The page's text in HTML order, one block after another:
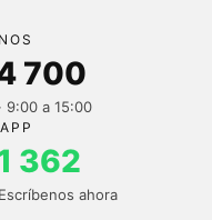
700
9:00 a 15:00
362
ahora